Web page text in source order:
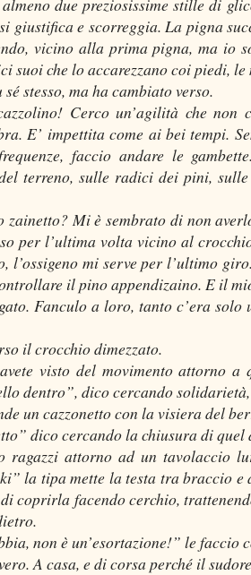
giustifica e scorreggia. La pigna
vicino alla prima pigna, ma io
suoi che lo accarezzano coi piedi,
stesso, ma ha cambiato verso.
Cerco un’agilità che non
E’ impettita come ai bei tempi.
faccio andare le
terreno, sulle radici dei pini,
Mi è sembrato di non
per l’ultima volta vicino al
l’ossigeno mi serve per l’ultimo
il pino appendizaino. E il
Fanculo a loro, tanto c’era
il crocchio dimezzato.
visto del movimento attorno
dentro”, dico cercando
un cazzonetto con la visiera del
dico cercando la chiusura di
ragazzi attorno ad un tavolaccio
la tipa mette la testa tra braccio
coprirla facendo cerchio,
non è un’esortazione!” le faccio
A casa, e di corsa perché il